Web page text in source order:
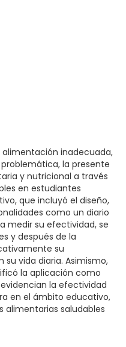
inadecuada,
la presente
y nutricional a través
en estudiantes
que incluyó el diseño,
como un diario
medir su efectividad, se
y después de la
su
vida diaria. Asimismo,
la aplicación como
la efectividad
en el ámbito educativo,
saludables